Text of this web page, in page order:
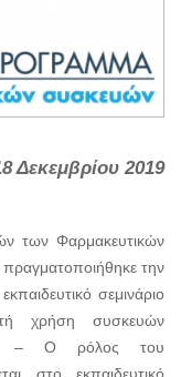
Δεκεμβρίου 2019
των Φαρμακευτικών
την
σεμινάριο
χρήση συσκευών
– Ο ρόλος του